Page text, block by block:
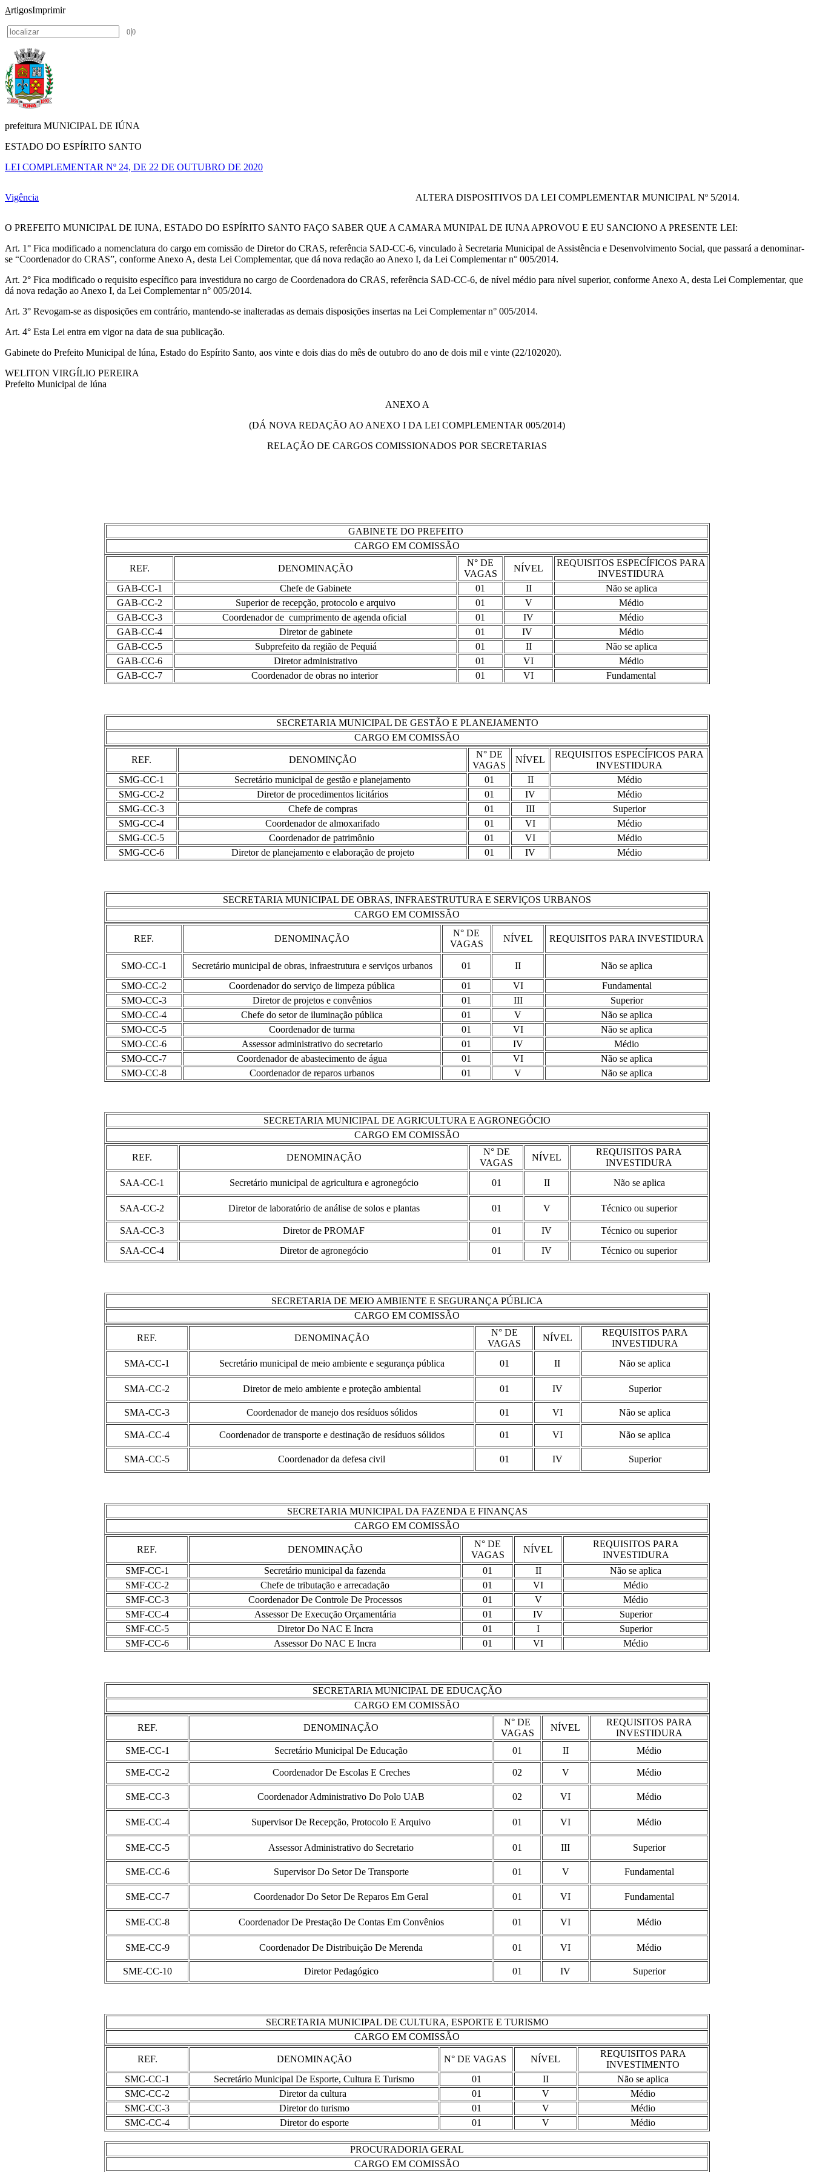
ArtigosImprimir
0|0
prefeitura MUNICIPAL DE IÚNA
ESTADO DO ESPÍRITO SANTO
LEI COMPLEMENTAR Nº 24, DE 22 DE OUTUBRO DE 2020
Vigência ALTERA DISPOSITIVOS DA LEI COMPLEMENTAR MUNICIPAL Nº 5/2014.
O PREFEITO MUNICIPAL DE IUNA, ESTADO DO ESPÍRITO SANTO FAÇO SABER QUE A CAMARA MUNIPAL DE IUNA APROVOU E EU SANCIONO A PRESENTE LEI:
Art. 1° Fica modificado a nomenclatura do cargo em comissão de Diretor do CRAS, referência SAD-CC-6, vinculado à Secretaria Municipal de Assistência e Desenvolvimento Social, que passará a denominar-
se “Coordenador do CRAS”, conforme Anexo A, desta Lei Complementar, que dá nova redação ao Anexo I, da Lei Complementar n° 005/2014.
Art. 2° Fica modificado o requisito específico para investidura no cargo de Coordenadora do CRAS, referência SAD-CC-6, de nível médio para nível superior, conforme Anexo A, desta Lei Complementar, que
dá nova redação ao Anexo I, da Lei Complementar n° 005/2014.
Art. 3° Revogam-se as disposições em contrário, mantendo-se inalteradas as demais disposições insertas na Lei Complementar n° 005/2014.
Art. 4° Esta Lei entra em vigor na data de sua publicação.
Gabinete do Prefeito Municipal de lúna, Estado do Espírito Santo, aos vinte e dois dias do mês de outubro do ano de dois mil e vinte (22/102020).
WELITON VIRGÍLIO PEREIRA
Prefeito Municipal de Iúna
ANEXO A
(DÁ NOVA REDAÇÃO AO ANEXO I DA LEI COMPLEMENTAR 005/2014)
RELAÇÃO DE CARGOS COMISSIONADOS POR SECRETARIAS
GABINETE DO PREFEITO
CARGO EM COMISSÃO
REF. DENOMINAÇÃO
N° DE
VAGAS
NÍVEL
REQUISITOS ESPECÍFICOS PARA
INVESTIDURA
GAB-CC-1
Chefe de Gabinete 01 II
Não se aplica
GAB-CC-2
Superior de recepção, protocolo e arquivo 01 V
Médio
GAB-CC-3
Coordenador de cumprimento de agenda oficial 01 IV
Médio
GAB-CC-4
Diretor de gabinete 01 IV
Médio
GAB-CC-5
Subprefeito da região de Pequiá 01 II
Não se aplica
GAB-CC-6
Diretor administrativo 01 VI
Médio
GAB-CC-7
Coordenador de obras no interior 01 VI Fundamental
SECRETARIA MUNICIPAL DE GESTÃO E PLANEJAMENTO
CARGO EM COMISSÃO
REF. DENOMINÇÃO
N° DE
VAGAS
NÍVEL
REQUISITOS ESPECÍFICOS PARA
INVESTIDURA
SMG-CC-1
Secretário municipal de gestão e planejamento 01 II
Médio
SMG-CC-2
Diretor de procedimentos licitários 01 IV
Médio
SMG-CC-3
Chefe de compras 01 III
Superior
SMG-CC-4
Coordenador de almoxarifado 01 VI
Médio
SMG-CC-5
Coordenador de patrimônio 01 VI
Médio
SMG-CC-6
Diretor de planejamento e elaboração de projeto 01 IV Médio
SECRETARIA MUNICIPAL DE OBRAS, INFRAESTRUTURA E SERVIÇOS URBANOS
CARGO EM COMISSÃO
REF. DENOMINAÇÃO
N° DE
VAGAS
NÍVEL REQUISITOS PARA INVESTIDURA
SMO-CC-1 Secretário municipal de obras, infraestrutura e serviços urbanos 01 II
Não se aplica
SMO-CC-2
Coordenador do serviço de limpeza pública 01 VI
Fundamental
SMO-CC-3
Diretor de projetos e convênios 01 III
Superior
SMO-CC-4
Chefe do setor de iluminação pública 01 V
Não se aplica
SMO-CC-5
Coordenador de turma 01 VI
Não se aplica
SMO-CC-6
Assessor administrativo do secretario 01 IV
Médio
SMO-CC-7
Coordenador de abastecimento de água 01 VI
Não se aplica
SMO-CC-8
Coordenador de reparos urbanos 01 V Não se aplica
SECRETARIA MUNICIPAL DE AGRICULTURA E AGRONEGÓCIO
CARGO EM COMISSÃO
REF. DENOMINAÇÃO
N° DE
VAGAS
NÍVEL
REQUISITOS PARA
INVESTIDURA
SAA-CC-1
Secretário municipal de agricultura e agronegócio 01 II Não se aplica
SAA-CC-2 Diretor de laboratório de análise de solos e plantas 01 V Técnico ou superior
SAA-CC-3 Diretor de PROMAF 01 IV
Técnico ou superior
SAA-CC-4
Diretor de agronegócio 01 IV Técnico ou superior
SECRETARIA DE MEIO AMBIENTE E SEGURANÇA PÚBLICA
CARGO EM COMISSÃO
REF. DENOMINAÇÃO
N° DE
VAGAS
NÍVEL
REQUISITOS PARA
INVESTIDURA
SMA-CC-1
Secretário municipal de meio ambiente e segurança pública 01 II Não se aplica
SMA-CC-2 Diretor de meio ambiente e proteção ambiental 01 IV Superior
SMA-CC-3 Coordenador de manejo dos resíduos sólidos 01 VI Não se aplica
SMA-CC-4 Coordenador de transporte e destinação de resíduos sólidos 01 VI Não se aplica
SMA-CC-5 Coordenador da defesa civil 01 IV Superior
SECRETARIA MUNICIPAL DA FAZENDA E FINANÇAS
CARGO EM COMISSÃO
REF. DENOMINAÇÃO
N° DE
VAGAS
NÍVEL
REQUISITOS PARA
INVESTIDURA
SMF-CC-1
Secretário municipal da fazenda 01 II
Não se aplica
SMF-CC-2
Chefe de tributação e arrecadação 01 VI
Médio
SMF-CC-3
Coordenador De Controle De Processos 01 V
Médio
SMF-CC-4
Assessor De Execução Orçamentária 01 IV
Superior
SMF-CC-5
Diretor Do NAC E Incra 01 I
Superior
SMF-CC-6
Assessor Do NAC E Incra 01 VI Médio
SECRETARIA MUNICIPAL DE EDUCAÇÃO
CARGO EM COMISSÃO
REF. DENOMINAÇÃO
N° DE
VAGAS
NÍVEL
REQUISITOS PARA
INVESTIDURA
SME-CC-1
Secretário Municipal De Educação 01 II Médio
SME-CC-2 Coordenador De Escolas E Creches 02 V Médio
SME-CC-3 Coordenador Administrativo Do Polo UAB 02 VI Médio
SME-CC-4 Supervisor De Recepção, Protocolo E Arquivo 01 VI Médio
SME-CC-5 Assessor Administrativo do Secretario 01 III Superior
SME-CC-6 Supervisor Do Setor De Transporte 01 V Fundamental
SME-CC-7 Coordenador Do Setor De Reparos Em Geral 01 VI Fundamental
SME-CC-8 Coordenador De Prestação De Contas Em Convênios 01 VI Médio
SME-CC-9 Coordenador De Distribuição De Merenda 01 VI Médio
SME-CC-10 Diretor Pedagógico 01 IV Superior
SECRETARIA MUNICIPAL DE CULTURA, ESPORTE E TURISMO
CARGO EM COMISSÃO
REF. DENOMINAÇÃO N° DE VAGAS NÍVEL
REQUISITOS PARA
INVESTIMENTO
SMC-CC-1
Secretário Municipal De Esporte, Cultura E Turismo 01 II
Não se aplica
SMC-CC-2
Diretor da cultura 01 V
Médio
SMC-CC-3
Diretor do turismo 01 V
Médio
SMC-CC-4
Diretor do esporte 01 V Médio
PROCURADORIA GERAL
CARGO EM COMISSÃO